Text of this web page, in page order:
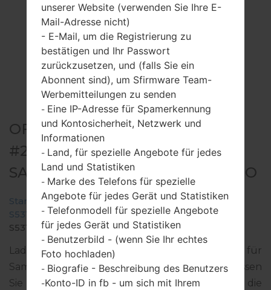
OFFIZIELLER FIRMWARE
#24869 FÜR GT-S5310B -
SAMSUNGGALAXY POCKET NEO
Startseite →Galaxy Pocket Neo →SamsungGT-
S5310B
→GT-
S5310B_1_20150924093339_215q94dieg_fac.zip
Laden Sie das neueste Firmware-Update für
Samsung Galaxy Pocket Neo herunter. Vergessen
Sie jedoch nicht zu überprüfen, ob die
unserer Website (verwenden Sie Ihre E-
Mail-Adresse nicht)
- E-Mail, um die Registrierung zu
bestätigen und Ihr Passwort
zurückzusetzen, und (falls Sie ein
Abonnent sind), um Sfirmware Team-
Werbemitteilungen zu senden
- Eine IP-Adresse für Spamerkennung
und Kontosicherheit, Netzwerk und
Informationen
- Land, für spezielle Angebote für jedes
Land und Statistiken
- Marke des Telefons für spezielle
Angebote für jedes Gerät und Statistiken
- Telefonmodell für spezielle Angebote
für jedes Gerät und Statistiken
- Benutzerbild - (wenn Sie Ihr echtes
Foto hochladen)
- Biografie - Beschreibung des Benutzers
-Konto-ID in fb - um sich mit Ihrem